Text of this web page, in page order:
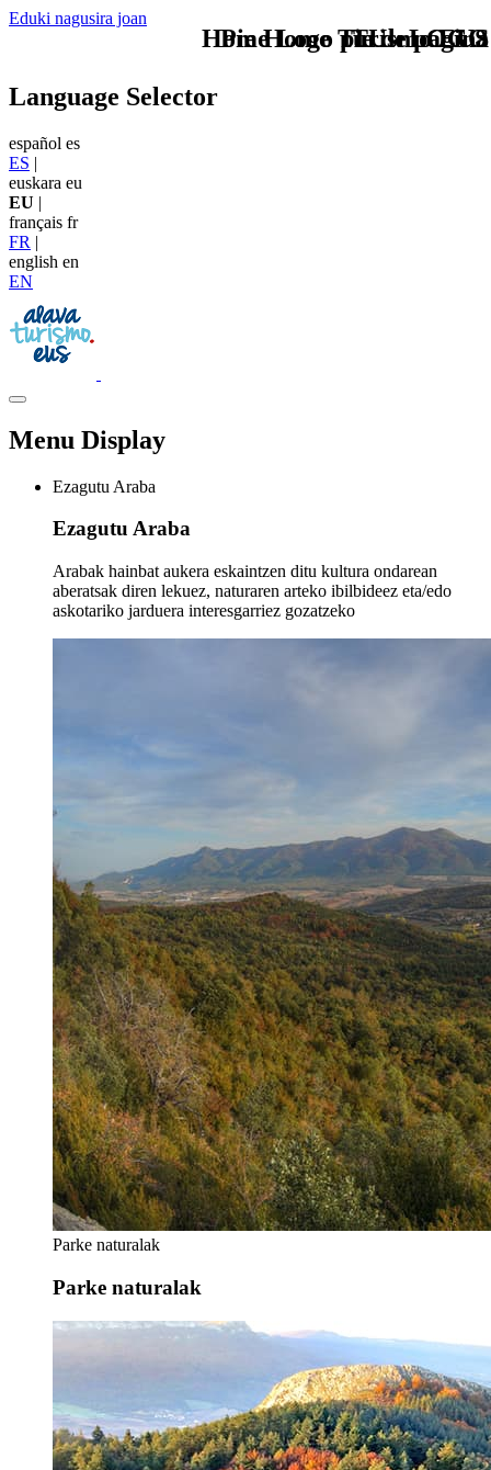
Eduki nagusira joan
TU - LOGO
Language Selector
español es
ES |
euskara eu
EU |
français fr
FR |
english en
EN
Menu Display
Ezagutu Araba
Ezagutu Araba
Arabak hainbat aukera eskaintzen ditu kultura ondarean
aberatsak diren lekuez, naturaren arteko ibilbideez eta/edo
askotariko jarduera interesgarriez gozatzeko
Parke naturalak
Parke naturalak
Home Logo pie de página
Pie Home Turismo EUS